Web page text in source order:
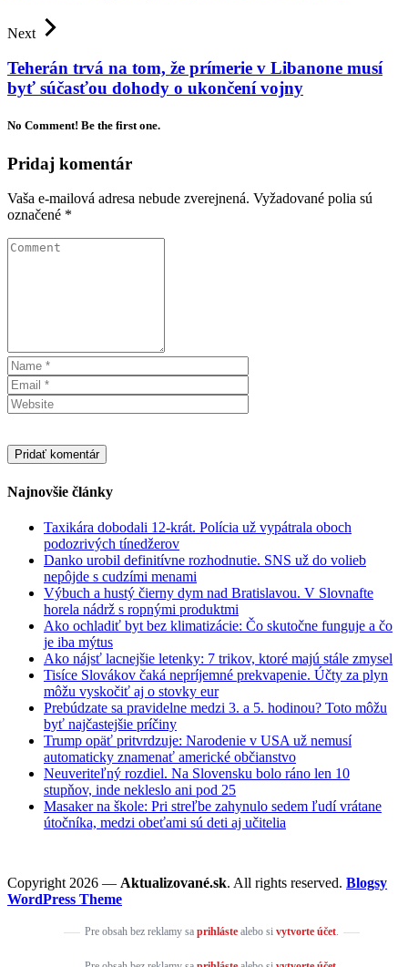
Next
Teherán trvá na tom, že prímerie v Libanone musí
byť súčasťou dohody o ukončení vojny
No Comment! Be the first one.
Pridaj komentár
Vaša e-mailová adresa nebude zverejnená. Vyžadované polia sú
označené *
Najnovšie články
Taxikára dobodali 12-krát. Polícia už vypátrala oboch
podozrivých tínedžerov
Danko urobil definitívne rozhodnutie. SNS už do volieb
nepôjde s cudzími menami
Výbuch a hustý čierny dym nad Bratislavou. V Slovnafte
horela nádrž s ropnými produktmi
Ako ochladiť byt bez klimatizácie: Čo skutočne funguje a čo
je iba mýtus
Ako nájsť lacnejšie letenky: 7 trikov, ktoré majú stále zmysel
Tisíce Slovákov čaká nepríjemné prekvapenie. Účty za plyn
môžu vyskočiť aj o stovky eur
Prebúdzate sa pravidelne medzi 3. a 5. hodinou? Toto môžu
byť najčastejšie príčiny
Trump opäť pritvrdzuje: Narodenie v USA už nemusí
automaticky znamenať americké občianstvo
Neuveriteľný rozdiel. Na Slovensku bolo ráno len 10
stupňov, inde nekleslo ani pod 25
Masaker na škole: Pri streľbe zahynulo sedem ľudí vrátane
útočníka, medzi obeťami sú deti aj učitelia
Copyright 2026 — Aktualizované.sk. All rights reserved. Blogsy
WordPress Theme
Pre obsah bez reklamy sa prihlástealebo si vytvorte účet.